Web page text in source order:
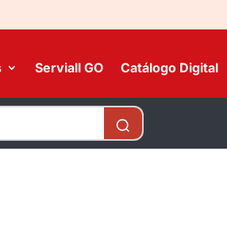
Serviall GO Catálogo Digital